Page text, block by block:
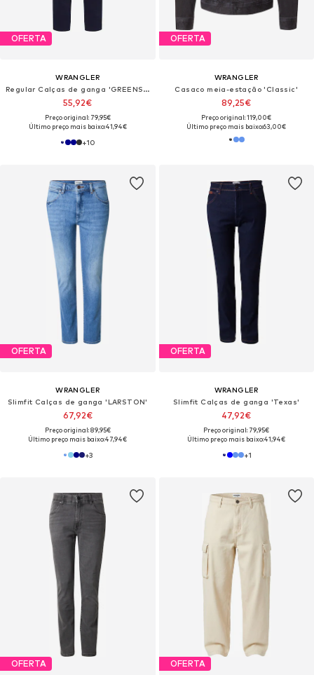
OFERTA
WRANGLER
Regular Calças de ganga 'GREENSBORO'
55,92€
Preço original: 79,95€
Último preço mais baixo:41,94€
+10
OFERTA
WRANGLER
Casaco meia-estação 'Classic'
89,25€
Preço original: 119,00€
Último preço mais baixo:63,00€
OFERTA
WRANGLER
Slimfit Calças de ganga 'LARSTON'
67,92€
Preço original: 89,95€
Último preço mais baixo:47,94€
+3
OFERTA
WRANGLER
Slimfit Calças de ganga 'Texas'
47,92€
Preço original: 79,95€
Último preço mais baixo:41,94€
+1
OFERTA OFERTA